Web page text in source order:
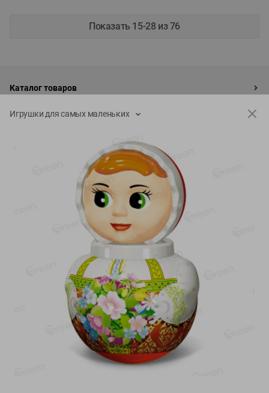
Показать 15-28 из 76
Каталог товаров
Специально для вас
Настройки файлов cookie
Приложение Green c
доставкой и бонусной картой
Google
AppGallery
+375 44 560-60-61
Время работы Call-центра: Пн.- Пт. с 09.00 до 17.00, СБ, ВС -
shop@green-market.by
Игрушки для самых маленьких